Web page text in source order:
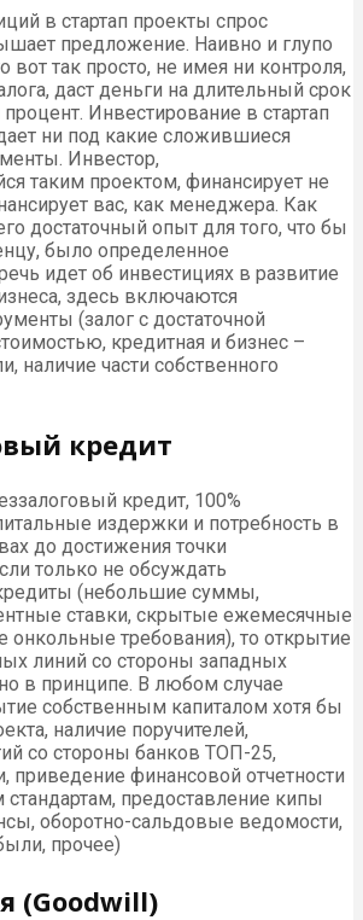
в стартап проекты спрос
предложение. Наивно и глупо
вот так просто, не имея ни контроля,
даст деньги на длительный срок
Инвестирование в стартап
ни под какие сложившиеся
Инвестор,
таким проектом, финансирует не
вас, как менеджера. Как
достаточный опыт для того, что бы
было определенное
идет об инвестициях в развитие
здесь включаются
(залог с достаточной
кредитная и бизнес –
наличие части собственного
кредит
кредит, 100%
издержки и потребность в
до достижения точки
только не обсуждать
(небольшие суммы,
ставки, скрытые ежемесячные
онкольные требования), то открытие
линий со стороны западных
в принципе. В любом случае
собственным капиталом хотя бы
наличие поручителей,
со стороны банков ТОП-25,
приведение финансовой отчетности
предоставление кипы
оборотно-сальдовые ведомости,
прочее)
(Goodwill)